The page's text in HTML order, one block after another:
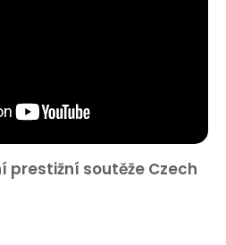
prestižní soutěže Czech